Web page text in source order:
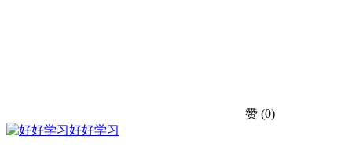
赞 (0)
好好学习